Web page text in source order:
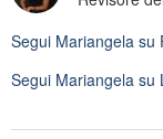
Segui Mariangela su
Segui Mariangela su